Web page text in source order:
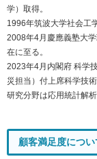
学）取得。
1996年筑波大学社会工
2008年4月慶應義塾大
在に至る。
2023年4月内閣府 科学
災担当）付上席科学技
研究分野は応用統計解
顧客満足度につい